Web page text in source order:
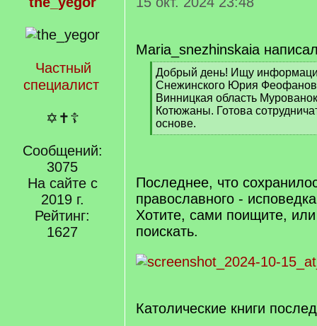
Частный
специалист
✡✝☦
Сообщений:
3075
На сайте с
2019 г.
Рейтинг:
1627
Maria_snezhinskaia
[
q
]
Добрый день! Ищу
Снежинского Юрия
Винницкая область
Котюжаны. Готова
основе.
[
Последнее, что
православного -
Хотите, сами поищите,
поискать.
Католические книги